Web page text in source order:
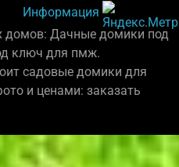
Информация
домов: Дачные домики под
ключ для пмж.
садовые домики для
и ценами: заказать